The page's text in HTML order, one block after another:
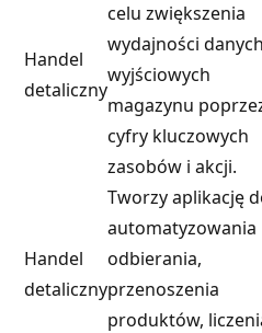
Handel
detaliczny
celu zwiększenia
wydajności
wyjściowych
magazynu
cyfry kluczowych
zasobów i akcji.
Handel
detaliczny
Tworzy aplikację
automatyzowania
odbierania,
przenoszenia
produktów,